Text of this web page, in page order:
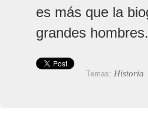
es más que la
grandes hombres.
Temas: Historia